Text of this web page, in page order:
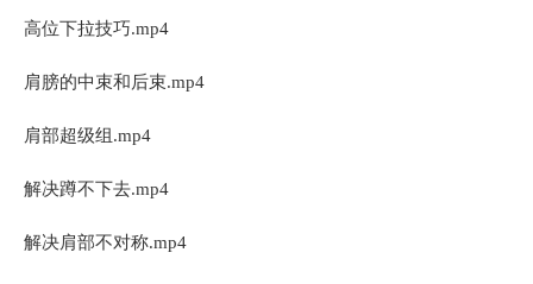
高位下拉技巧.mp4
肩膀的中束和后束.mp4
肩部超级组.mp4
解决蹲不下去.mp4
解决肩部不对称.mp4